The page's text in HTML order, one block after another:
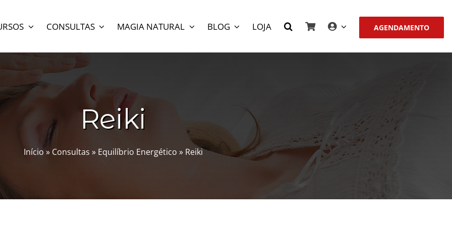
CONSULTAS MAGIA NATURAL BLOG LOJA AGENDAMENTO
Reiki
Início » Consultas » Equilíbrio Energético » Reiki